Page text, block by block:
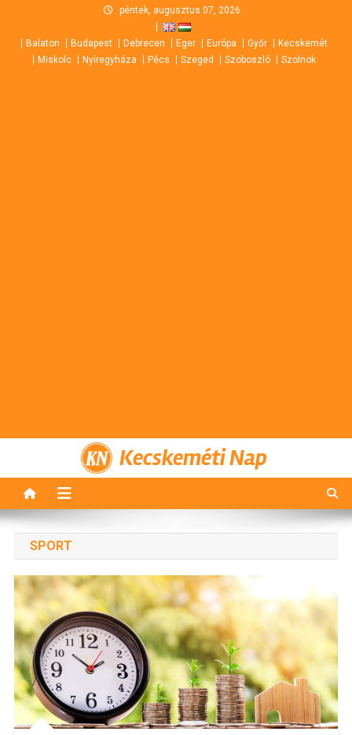
content
péntek, augusztus 07, 2026
Balaton Budapest Debrecen Eger Európa Győr
Kecskemét
Miskolc
Nyíregyháza Pécs Szeged Szoboszló Szolnok
Kecskeméti Nap
SPORT